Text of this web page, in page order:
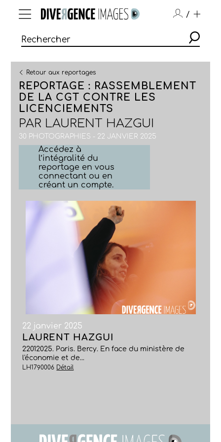
/
Retour aux reportages
REPORTAGE : RASSEMBLEMENT
DE LA CGT CONTRE LES
LICENCIEMENTS
PAR LAURENT HAZGUI
30 PHOTOGRAPHIES - 22 JANVIER 2025
Accédez à
l’intégralité du
reportage en vous
connectant ou en
créant un compte.
22 janvier 2025
LAURENT HAZGUI
22012025. Paris. Bercy. En face du ministère de
l'économie et de...
LH1790006 Détail